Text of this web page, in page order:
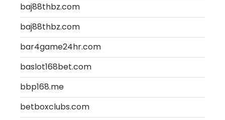
baj88thbz.com
baj88thbz.com
bar4game24hr.com
baslot168bet.com
bbp168.me
betboxclubs.com